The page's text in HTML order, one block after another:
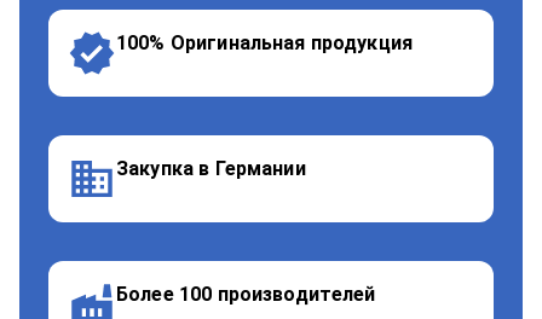
100% Оригинальная продукция
Закупка в Германии
Более 100 производителей